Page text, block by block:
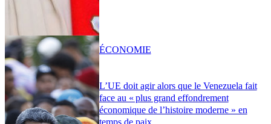
L’UE doit agir alors que le Venezuela fait
face au « plus grand effondrement
économique de l’histoire moderne » en
ÉCONOMIE